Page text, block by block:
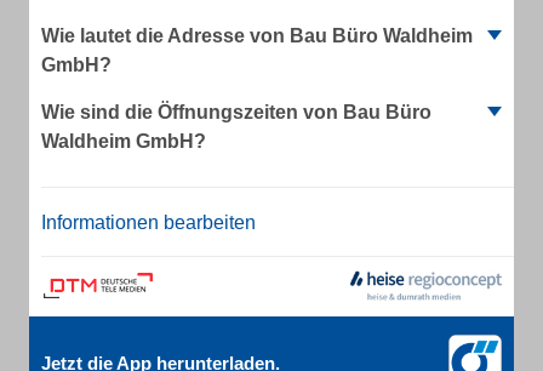
Wie lautet die Adresse von Bau Büro Waldheim
GmbH?
Wie sind die Öffnungszeiten von Bau Büro
Waldheim GmbH?
Informationen bearbeiten
Jetzt die App herunterladen.